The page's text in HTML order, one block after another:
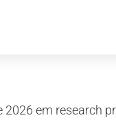
em research